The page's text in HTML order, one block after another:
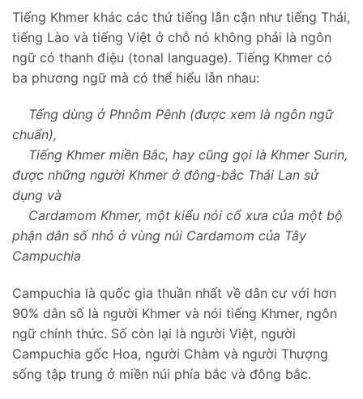
Tiếng Khmer khác các thứ tiếng lân cận như tiếng Thái,
tiếng Lào và tiếng Việt ở chỗ nó không phải là ngôn
ngữ có thanh điệu (tonal language). Tiếng Khmer có
ba phương ngữ mà có thể hiểu lẫn nhau:
Tếng dùng ở Phnôm Pênh (được xem là ngôn ngữ
chuẩn),
Tiếng Khmer miền Bắc, hay cũng gọi là Khmer Surin,
được những người Khmer ở đông-bắc Thái Lan sử
dụng và
Cardamom Khmer, một kiểu nói cổ xưa của một bộ
phận dân số nhỏ ở vùng núi Cardamom của Tây
Campuchia
Campuchia là quốc gia thuần nhất về dân cư với hơn
90% dân số là người Khmer và nói tiếng Khmer, ngôn
ngữ chính thức. Số còn lại là người Việt, người
Campuchia gốc Hoa, người Chàm và người Thượng
sống tập trung ở miền núi phía bắc và đông bắc.